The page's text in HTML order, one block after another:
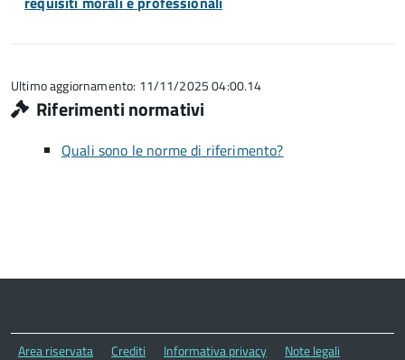
Ultimo aggiornamento: 11/11/2025 04:00.14
Riferimenti normativi
Quali sono le norme di riferimento?
Area riservata Crediti Informativa privacy
Note legali